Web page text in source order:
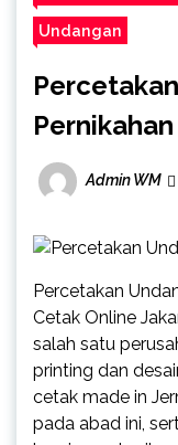
Undangan
Admin WM
Percetakan
Cetak Online
salah satu
printing dan
cetak made in
pada abad ini,